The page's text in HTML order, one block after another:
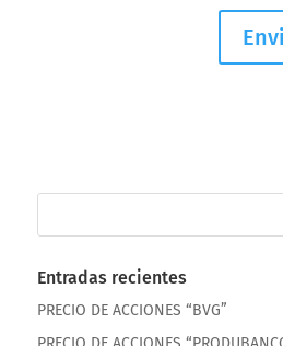
Entradas recientes
PRECIO DE ACCIONES “BVG”